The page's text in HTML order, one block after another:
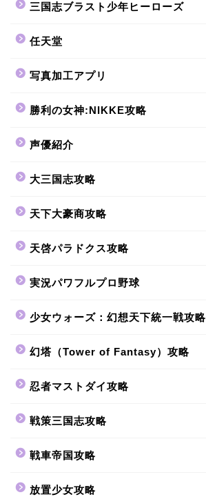
三国志ブラスト少年ヒーローズ
任天堂
写真加工アプリ
勝利の女神:NIKKE攻略
声優紹介
大三国志攻略
天下大豪商攻略
天啓パラドクス攻略
実況パワフルプロ野球
少女ウォーズ：幻想天下統一戦攻略
幻塔（Tower of Fantasy）攻略
忍者マストダイ攻略
戦策三国志攻略
戦車帝国攻略
放置少女攻略